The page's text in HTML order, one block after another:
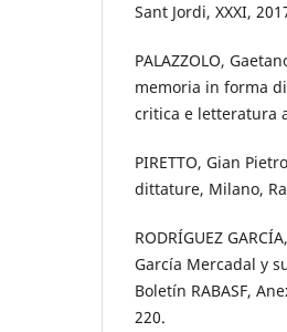
Sant Jordi, XXXI,
PALAZZOLO,
memoria in forma
critica e letteratura
PIRETTO, Gian
dittature, Milano,
RODRÍGUEZ
García Mercadal y
Boletín RABASF,
220.